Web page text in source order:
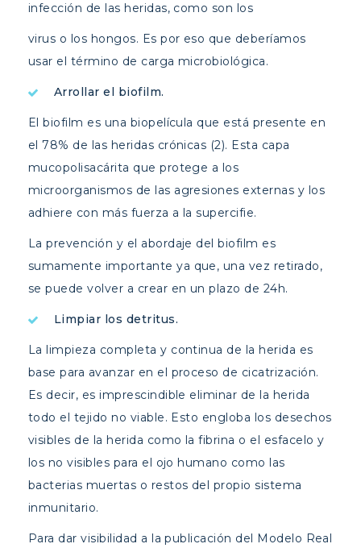
infección de las heridas, como son los
virus o los hongos. Es por eso que deberíamos
usar el término de carga microbiológica.
Arrollar el biofilm.
El biofilm es una biopelícula que está presente en
el 78% de las heridas crónicas (2). Esta capa
mucopolisacárita que protege a los
microorganismos de las agresiones externas y los
adhiere con más fuerza a la supercifie.
La prevención y el abordaje del biofilm es
sumamente importante ya que, una vez retirado,
se puede volver a crear en un plazo de 24h.
Limpiar los detritus.
La limpieza completa y continua de la herida es
base para avanzar en el proceso de cicatrización.
Es decir, es imprescindible eliminar de la herida
todo el tejido no viable. Esto engloba los desechos
visibles de la herida como la fibrina o el esfacelo y
los no visibles para el ojo humano como las
bacterias muertas o restos del propio sistema
inmunitario.
Para dar visibilidad a la publicación del Modelo Real